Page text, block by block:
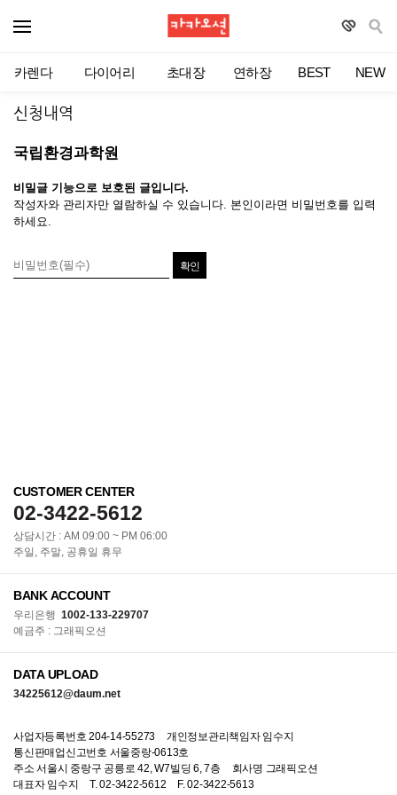
카렌다 다이어리 초대장 연하장 BEST NEW
신청내역
국립환경과학원
비밀글 기능으로 보호된 글입니다.
작성자와 관리자만 열람하실 수 있습니다. 본인이라면 비밀번호를 입력
하세요.
CUSTOMER CENTER
02-3422-5612
상담시간 : AM 09:00 ~ PM 06:00
주일, 주말, 공휴일 휴무
BANK ACCOUNT
우리은행 1002-133-229707
예금주 : 그래픽오션
DATA UPLOAD
34225612@daum.net
사업자등록번호 204-14-55273
개인정보관리책임자 임수지
통신판매업신고번호 서울중랑-0613호
주소 서울시 중랑구 공릉로 42, W7빌딩 6, 7층
회사명 그래픽오션
대표자 임수지
T. 02-3422-5612
F. 02-3422-5613